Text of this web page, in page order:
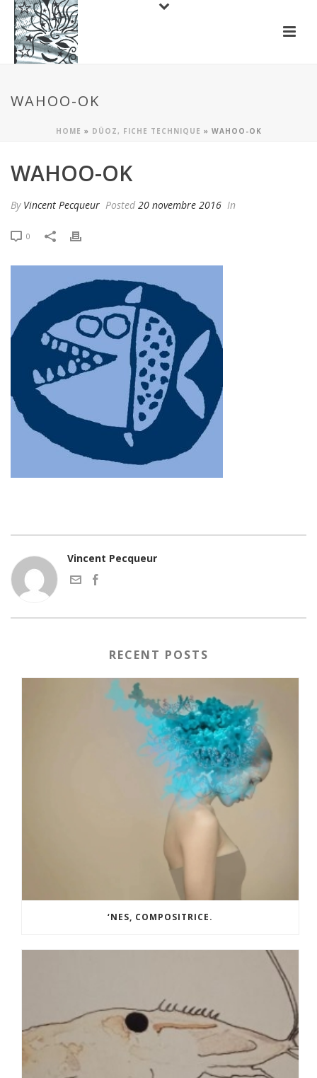
WAHOO-OK
HOME » DÜOZ, FICHE TECHNIQUE » WAHOO-OK
WAHOO-OK
By Vincent Pecqueur Posted 20 novembre 2016 In
0
Vincent Pecqueur
RECENT POSTS
‘NES, COMPOSITRICE.